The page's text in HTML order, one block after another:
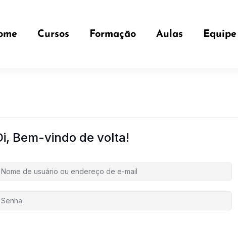
Cursos Formação Aulas Equipe
Bem-vindo de volta!